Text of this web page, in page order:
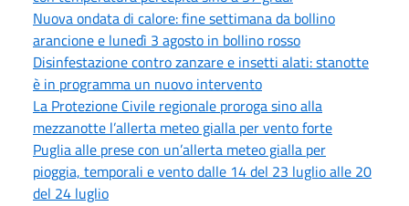
Nuova ondata di calore: fine settimana da bollino
arancione e lunedì 3 agosto in bollino rosso
Disinfestazione contro zanzare e insetti alati: stanotte
è in programma un nuovo intervento
La Protezione Civile regionale proroga sino alla
mezzanotte l’allerta meteo gialla per vento forte
Puglia alle prese con un’allerta meteo gialla per
pioggia, temporali e vento dalle 14 del 23 luglio alle 20
del 24 luglio